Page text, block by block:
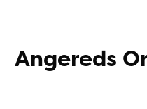
Angereds